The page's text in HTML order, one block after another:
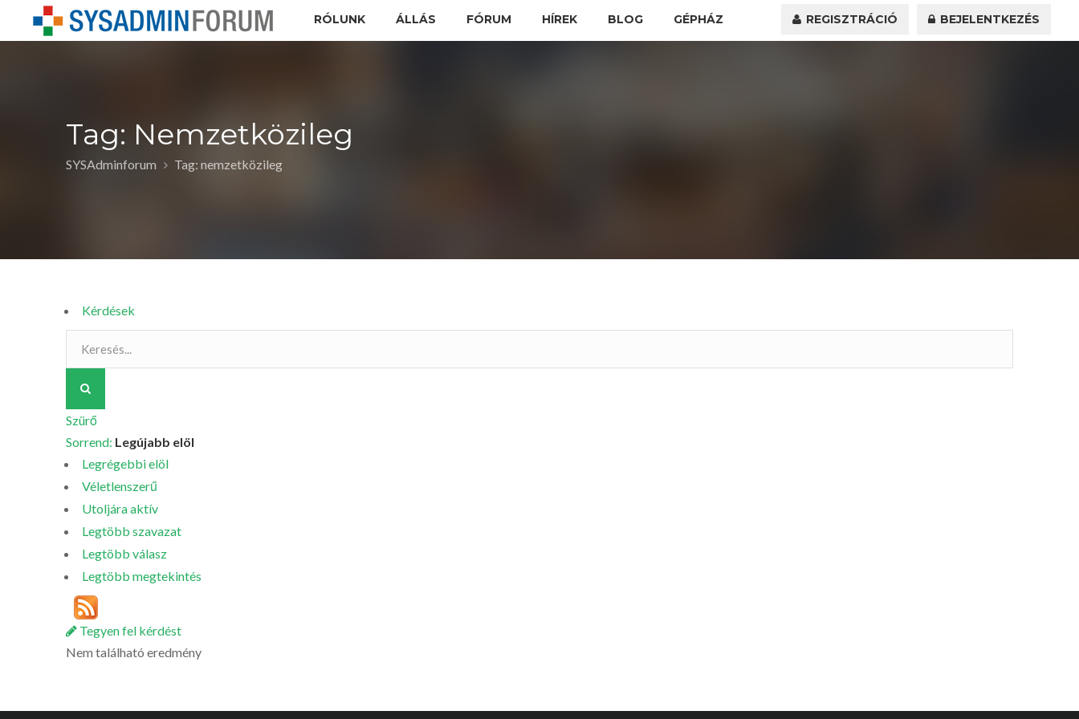
RÓLUNK ÁLLÁS FÓRUM HÍREK BLOG GÉPHÁZ REGISZTRÁCIÓ BEJELENTKEZÉS
Tag: Nemzetközileg
SYSAdminforum Tag: nemzetközileg
Kérdések
Szürő
Sorrend: Legújabb elöl
Legrégebbi elöl
Véletlenszerű
Utoljára aktív
Legtöbb szavazat
Legtöbb válasz
Legtöbb megtekintés
Tegyen fel kérdést
Nem található eredmény